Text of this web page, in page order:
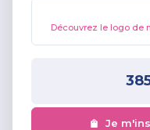
Découvrez le logo de
Je